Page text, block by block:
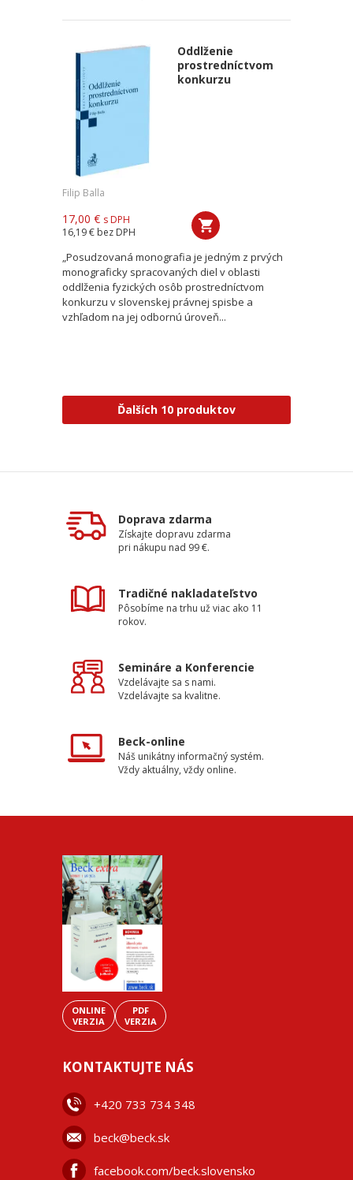
Oddlženie
prostredníctvom
konkurzu
Filip Balla
17,00 € s DPH
16,19 € bez DPH
„Posudzovaná monografia je jedným z prvých
monograficky spracovaných diel v oblasti
oddlženia fyzických osôb prostredníctvom
konkurzu v slovenskej právnej spisbe a
vzhľadom na jej odbornú úroveň...
Ďalších 10 produktov
Doprava zdarma
Získajte dopravu zdarma
pri nákupu nad 99 €.
Tradičné nakladateľstvo
Pôsobíme na trhu už viac ako 11
rokov.
Semináre a Konferencie
Vzdelávajte sa s nami.
Vzdelávajte sa kvalitne.
Beck-online
Náš unikátny informačný systém.
Vždy aktuálny, vždy online.
ONLINE
VERZIA
PDF
VERZIA
KONTAKTUJTE NÁS
+420 733 734 348
beck@beck.sk
facebook.com/beck.slovensko